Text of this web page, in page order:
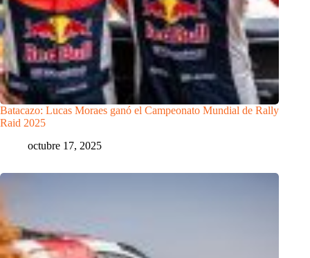
Batacazo: Lucas Moraes ganó el Campeonato Mundial de Rally
Raid 2025
octubre 17, 2025